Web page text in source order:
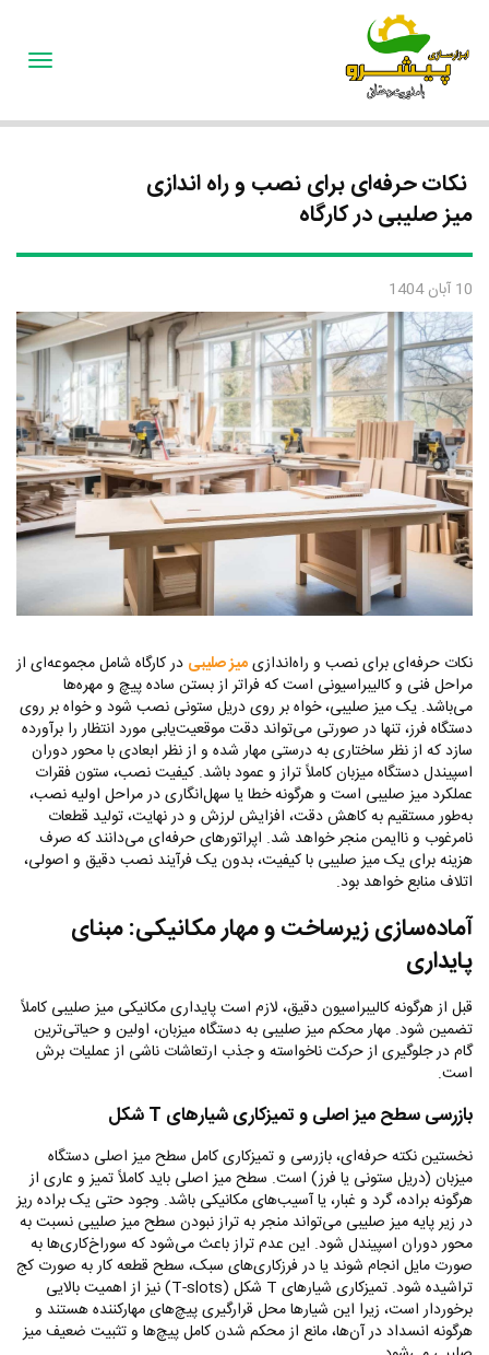
نکات حرفه‌ای برای نصب و راه ‌اندازی
میز صلیبی در کارگاه
10 آبان 1404
نکات حرفه‌ای برای نصب و راه‌اندازیمیز صلیبی در کارگاه شامل مجموعه‌ای از
مراحل فنی و کالیبراسیونی است که فراتر از بستن ساده پیچ و مهره‌ها
می‌باشد. یک میز صلیبی، خواه بر روی دریل ستونی نصب شود و خواه بر روی
دستگاه فرز، تنها در صورتی می‌تواند دقت موقعیت‌یابی مورد انتظار را برآورده
سازد که از نظر ساختاری به درستی مهار شده و از نظر ابعادی با محور دوران
اسپیندل دستگاه میزبان کاملاً تراز و عمود باشد. کیفیت نصب، ستون فقرات
عملکرد میز صلیبی است و هرگونه خطا یا سهل‌انگاری در مراحل اولیه نصب،
به‌طور مستقیم به کاهش دقت، افزایش لرزش و در نهایت، تولید قطعات
نامرغوب و ناایمن منجر خواهد شد. اپراتورهای حرفه‌ای می‌دانند که صرف
هزینه برای یک میز صلیبی با کیفیت، بدون یک فرآیند نصب دقیق و اصولی،
اتلاف منابع خواهد بود.
آماده‌سازی زیرساخت و مهار مکانیکی: مبنای
پایداری
قبل از هرگونه کالیبراسیون دقیق، لازم است پایداری مکانیکی میز صلیبی کاملاً
تضمین شود. مهار محکم میز صلیبی به دستگاه میزبان، اولین و حیاتی‌ترین
گام در جلوگیری از حرکت ناخواسته و جذب ارتعاشات ناشی از عملیات برش
است.
بازرسی سطح میز اصلی و تمیزکاری شیارهای Tشکل
نخستین نکته حرفه‌ای، بازرسی و تمیزکاری کامل سطح میز اصلی دستگاه
میزبان (دریل ستونی یا فرز) است. سطح میز اصلی باید کاملاً تمیز و عاری از
هرگونه براده، گرد و غبار، یا آسیب‌های مکانیکی باشد. وجود حتی یک براده ریز
در زیر پایه میز صلیبی می‌تواند منجر به تراز نبودن سطح میز صلیبی نسبت به
محور دوران اسپیندل شود. این عدم تراز باعث می‌شود که سوراخ‌کاری‌ها به
صورت مایل انجام شوند یا در فرزکاری‌های سبک، سطح قطعه کار به صورت کج
تراشیده شود. تمیزکاری شیارهای T شکل (T-slots) نیز از اهمیت بالایی
برخوردار است، زیرا این شیارها محل قرارگیری پیچ‌های مهارکننده هستند و
هرگونه انسداد در آن‌ها، مانع از محکم شدن کامل پیچ‌ها و تثبیت ضعیف میز